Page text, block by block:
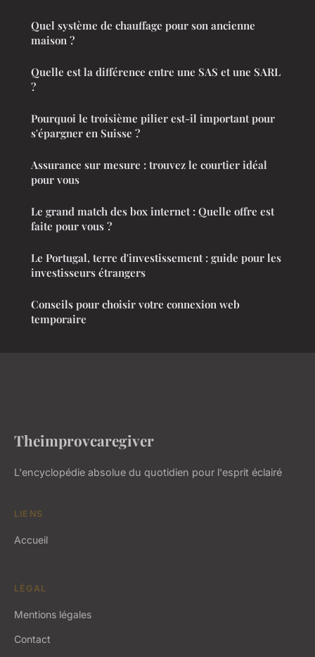
Quel système de chauffage pour son ancienne
maison ?
Quelle est la différence entre une SAS et une SARL
?
Pourquoi le troisième pilier est-il important pour
s'épargner en Suisse ?
Assurance sur mesure : trouvez le courtier idéal
pour vous
Le grand match des box internet : Quelle offre est
faite pour vous ?
Le Portugal, terre d'investissement : guide pour les
investisseurs étrangers
Conseils pour choisir votre connexion web
temporaire
Theimprovcaregiver
L'encyclopédie absolue du quotidien pour l'esprit éclairé
LIENS
Accueil
LÉGAL
Mentions légales
Contact